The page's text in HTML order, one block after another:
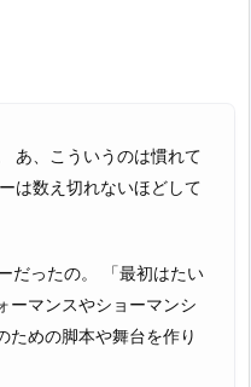
あ、こういうのは慣れて
は数え切れないほどして
だったの。 「最初はたい
ーマンスやショーマンシ
ための脚本や舞台を作り